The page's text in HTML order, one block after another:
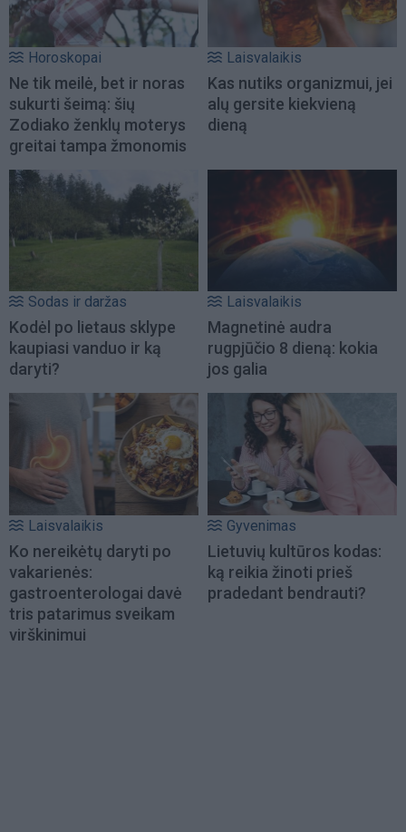
Horoskopai
Ne tik meilė, bet ir noras
sukurti šeimą: šių
Zodiako ženklų moterys
greitai tampa žmonomis
Laisvalaikis
Kas nutiks organizmui, jei
alų gersite kiekvieną
dieną
Sodas ir daržas
Kodėl po lietaus sklype
kaupiasi vanduo ir ką
daryti?
Laisvalaikis
Magnetinė audra
rugpjūčio 8 dieną: kokia
jos galia
Laisvalaikis
Ko nereikėtų daryti po
vakarienės:
gastroenterologai davė
tris patarimus sveikam
virškinimui
Gyvenimas
Lietuvių kultūros kodas:
ką reikia žinoti prieš
pradedant bendrauti?